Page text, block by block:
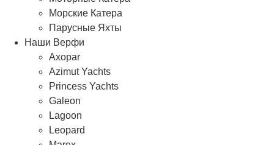
Морские Катера
Парусные Яхты
Наши Верфи
Axopar
Azimut Yachts
Princess Yachts
Galeon
Lagoon
Leopard